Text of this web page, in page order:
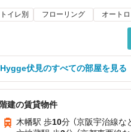
イレ別 フローリング オート
Hygge伏見のすべての部屋を見る
建の賃貸物件
木幡駅 歩10分 （京阪宇治線な